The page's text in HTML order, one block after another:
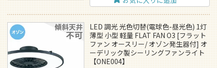
LED 調光 光色切替(電球色-昼光色) 1灯
薄型 小型 軽量 FLAT FAN O3 [フラット
ファン オースリー/ オゾン発生器付] オ
ーデリック製シーリングファンライト
【ONE004】